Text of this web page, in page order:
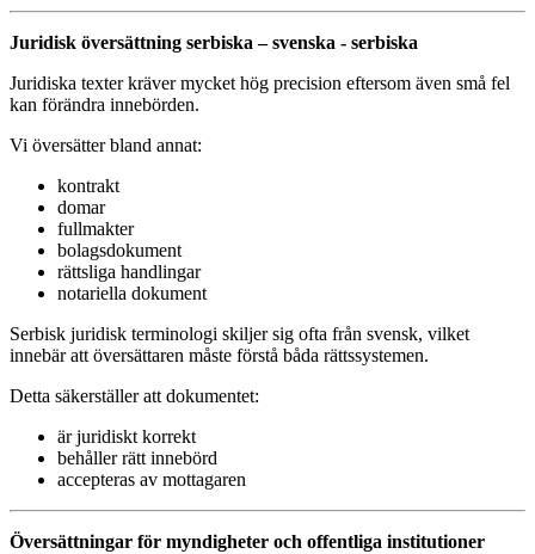
Juridisk översättning serbiska – svenska - serbiska
Juridiska texter kräver mycket hög precision eftersom även små fel
kan förändra innebörden.
Vi översätter bland annat:
kontrakt
domar
fullmakter
bolagsdokument
rättsliga handlingar
notariella dokument
Serbisk juridisk terminologi skiljer sig ofta från svensk, vilket
innebär att översättaren måste förstå båda rättssystemen.
Detta säkerställer att dokumentet:
är juridiskt korrekt
behåller rätt innebörd
accepteras av mottagaren
Översättningar för myndigheter och offentliga institutioner